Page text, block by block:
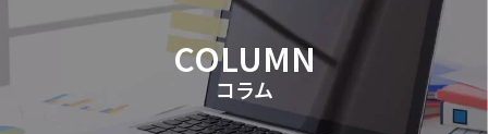
COLUMN
コラム